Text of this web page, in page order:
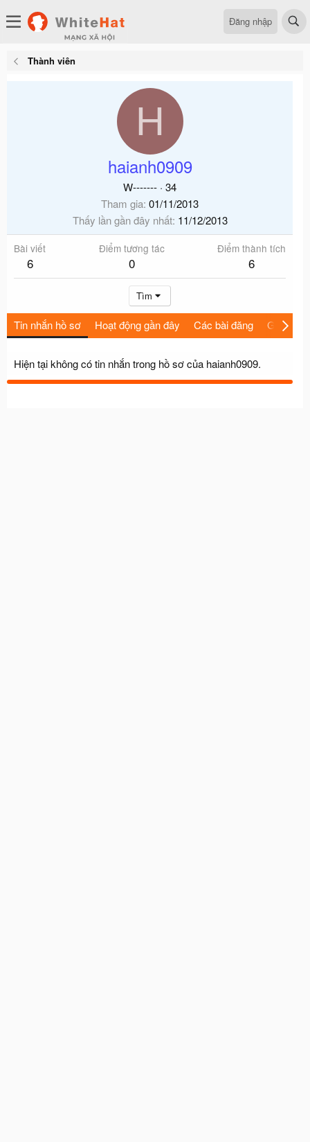
Đăng nhập
Thành viên
H
haianh0909
W------- · 34
Tham gia 01/11/2013
Thấy lần gần đây nhất 11/12/2013
Bài viết
6
Điểm tương tác
0
Điểm thành tích
6
Tìm
Tin nhắn hồ sơ Hoạt động gần đây Các bài đăng Giới thiệu
Hiện tại không có tin nhắn trong hồ sơ của haianh0909.